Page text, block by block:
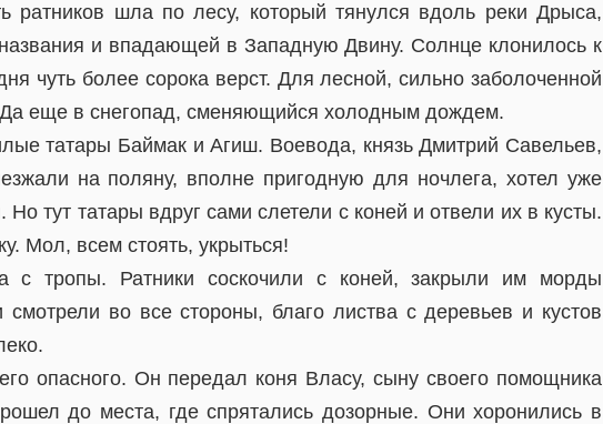
ратников шла по лесу, который тянулся вдоль реки Дрыса,
и впадающей в Западную Двину. Солнце клонилось к
чуть более сорока верст. Для лесной, сильно заболоченной
Да еще в снегопад, сменяющийся холодным дождем.
татары Баймак и Агиш. Воевода, князь Дмитрий Савельев,
на поляну, вполне пригодную для ночлега, хотел уже
Но тут татары вдруг сами слетели с коней и отвели их в кусты.
Мол, всем стоять, укрыться!
с тропы. Ратники соскочили с коней, закрыли им морды
во все стороны, благо листва с деревьев и кустов
опасного. Он передал коня Власу, сыну своего помощника
до места, где спрятались дозорные. Они хоронились в